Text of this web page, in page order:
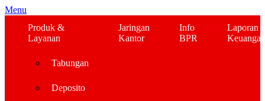
Menu
Produk &
Layanan
Tabungan
Deposito
Jaringan
Kantor
Info
BPR
Laporan
Keuangan